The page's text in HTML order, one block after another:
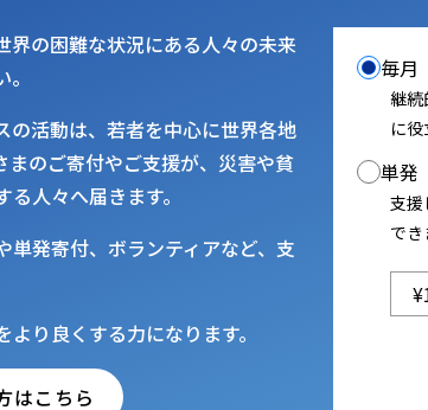
界の困難な状況にある人々の未来
の活動は、若者を中心に世界各地
まのご寄付やご支援が、災害や貧
人々へ届きます。
単発寄付、ボランティアなど、支
り良くする力になります。
はこちら
毎月
継続
に役
単発
支援
でき